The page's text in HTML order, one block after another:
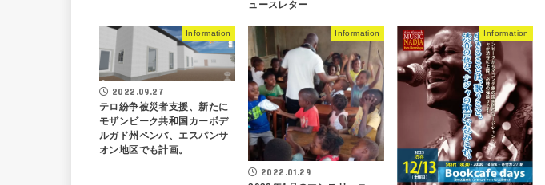
ュースレター
Information
2022.09.27
テロ紛争被災者支援、新たに
モザンビーク共和国カーボデ
ルガド州ペンバ、エスパンサ
オン地区でも計画。
Information
2022.01.29
Information